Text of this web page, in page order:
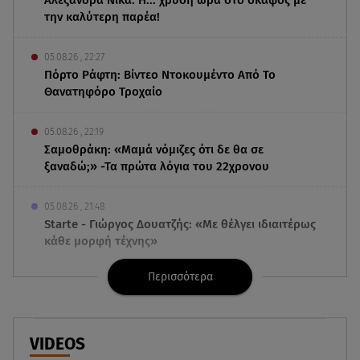
την καλύτερη παρέα!
05.08.26 , 22:27
Πόρτο Ράφτη: Bίντεο Ντοκουμέντο Από Το
Θανατηφόρο Τροχαίο
05.08.26 , 22:19
Σαμοθράκη: «Μαμά νόμιζες ότι δε θα σε
ξαναδώ;» -Τα πρώτα λόγια του 22χρονου
05.08.26 , 21:48
Starte - Γιώργος Δουατζής: «Με θέλγει ιδιαιτέρως
κάθε μορφή τέχνης»
«Στην κόψη του ξυραφιού» οι συνομιλίες ΗΠΑ –
Ιράν
05.08.26 , 21:22
Περισσότερα
VIDEOS